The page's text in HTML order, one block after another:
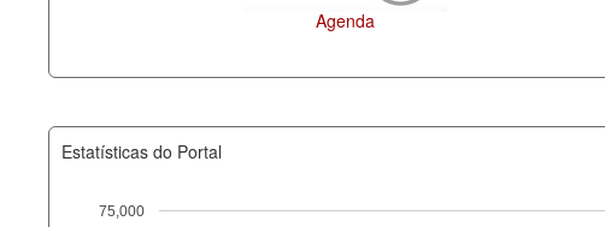
Agenda
Estatísticas do Portal
75,000